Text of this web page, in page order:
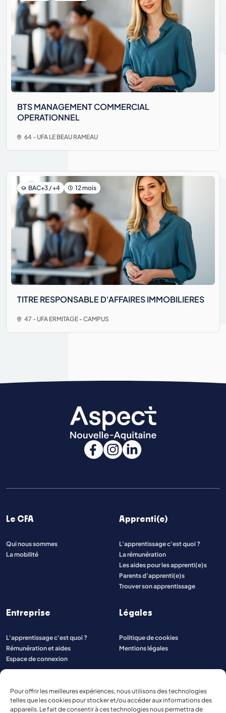
Pour offrir les meilleures expériences, nous utilisons des technologies
telles que les cookies pour stocker et/ou accéder aux informations des
appareils. Le fait de consentir à ces technologies nous permettra de
BTS MANAGEMENT COMMERCIAL
OPERATIONNEL
64 - UFA LE BEAU RAMEAU
BAC+3 / +4 12 mois
TITRE RESPONSABLE D'AFFAIRES IMMOBILIERES
47 - UFA ERMITAGE - CAMPUS
Le CFA
Qui nous sommes
La mobilité
Apprenti(e)
L'apprentissage c'est quoi ?
La rémunération
Les aides pour les apprenti(e)s
Parents d’apprenti(e)s
Trouver son apprentissage
Entreprise
L'apprentissage c'est quoi ?
Rémunération et aides
Espace de connexion
Légales
Politique de cookies
Mentions légales